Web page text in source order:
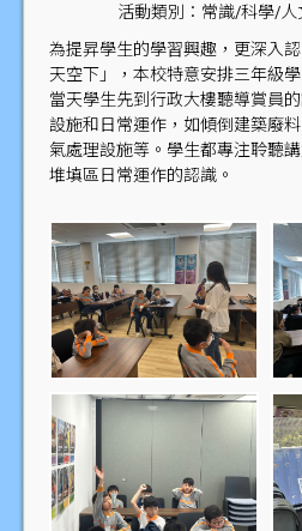
活動類別：常識/科學/人
為提昇學生的學習興趣，更深入
天空下」，本校特意安排三年級
當天學生先到行政大樓聽導賞員
設施和日常運作，如傾倒建築廢
氣處理設施等。學生都專注聆聽
堆填區日常運作的認識。